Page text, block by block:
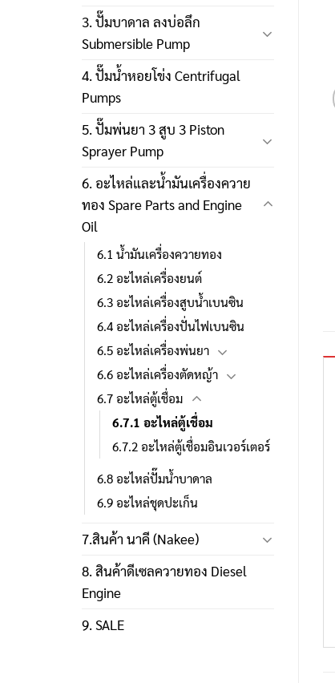
3. ปั๊มบาดาล ลงบ่อลึก
Submersible Pump
4. ปั๊มน้ำหอยโข่ง Centrifugal
Pumps
5. ปั๊มพ่นยา 3 สูบ 3 Piston
Sprayer Pump
6. อะไหล่และน้ำมันเครื่องควาย
ทอง Spare Parts and Engine
Oil
6.1 น้ำมันเครื่องควายทอง
6.2 อะไหล่เครื่องยนต์
6.3 อะไหล่เครื่องสูบน้ำเบนซิน
6.4 อะไหล่เครื่องปั่นไฟเบนซิน
6.5 อะไหล่เครื่องพ่นยา
6.6 อะไหล่เครื่องตัดหญ้า
6.7 อะไหล่ตู้เชื่อม
6.7.1 อะไหล่ตู้เชื่อม
6.7.2 อะไหล่ตู้เชื่อมอินเวอร์เตอร์
6.8 อะไหล่ปั๊มน้ำบาดาล
6.9 อะไหล่ชุดปะเก็น
7.สินค้า นาคี (Nakee)
8. สินค้าดีเซลควายทอง Diesel
Engine
9. SALE